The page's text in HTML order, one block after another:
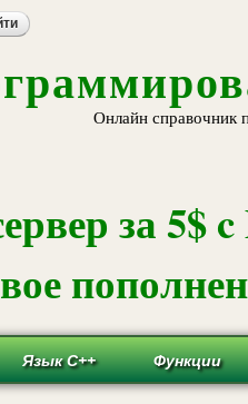
Онлайн справочник
за 5$
Язык С++ Функции